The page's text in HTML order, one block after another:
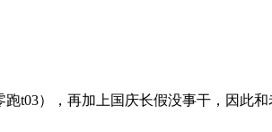
t03），再加上国庆长假没事干，因此